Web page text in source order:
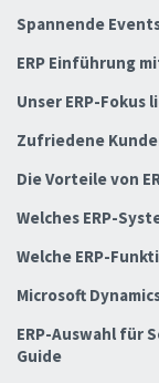
Spannende
ERP Einführung
Unser ERP-Fokus
Zufriedene
Die Vorteile von
Welches ERP-
Welche ERP-
Microsoft
ERP-Auswahl für
Guide